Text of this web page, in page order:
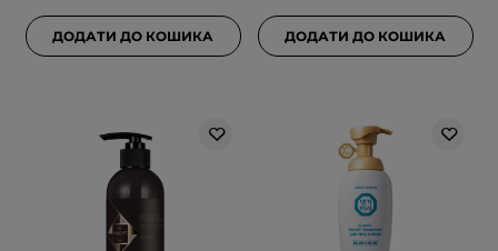
ДОДАТИ ДО КОШИКА ДОДАТИ ДО КОШИКА